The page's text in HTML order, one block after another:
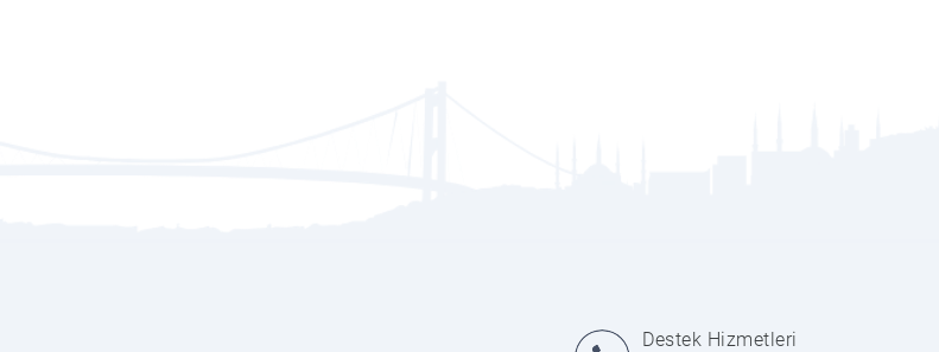
Destek Hizmetleri